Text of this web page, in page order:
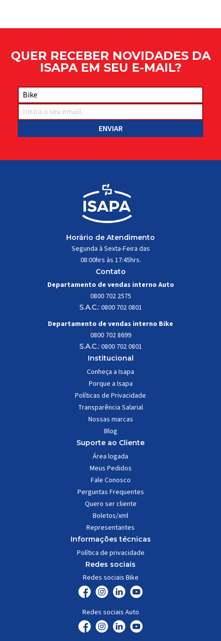
QUER RECEBER NOVIDADES DA
ISAPA EM SEU E-MAIL?
Horário de Atendimento
Segunda à Sexta-Feira das
08:00hrs às 17:45hrs.
Contato
Departamento de vendas interno Auto
0800 702 2575
S.A.C.: 0800 702 0801
Departamento de vendas interno Bike
0800 702 8699
S.A.C.: 0800 702 0801
Institucional
Conheça a Isapa
Porque a Isapa
Políticas de Privacidade
Transparência Salarial
Nossas marcas
Blog
Suporte ao Cliente
Área logada
Meus Pedidos
Fale Conosco
Perguntas Frequentes
Quero ser cliente
Boletos/xml
Representantes
Informações técnicas
Política de privacidade
Redes sociais
Redes sociais Bike
Redes sociais Auto